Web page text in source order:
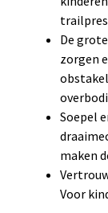
De
zorgen
Soepel
maken
Voor